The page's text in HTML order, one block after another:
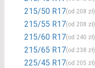
215/50 R17(od 208 zł)
215/55 R17(od 208 zł)
215/60 R17(od 240 zł)
215/65 R17(od 238 zł)
225/45 R17(od 205 zł)